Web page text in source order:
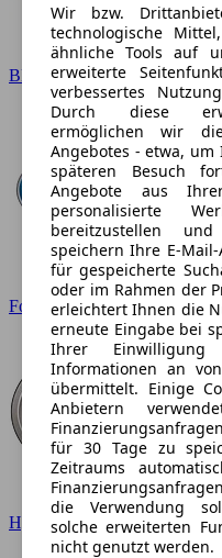
BMW
Ford
Hyundai
Wir bzw.
technologische
ähnliche Tools auf
erweiterte
verbessertes
Durch diese
ermöglichen wir
Angebotes - etwa,
späteren Besuch
Angebote aus
personalisierte
bereitzustellen
speichern Ihre E-
für gespeicherte
oder im Rahmen der
erleichtert Ihnen die
erneute Eingabe bei
Ihrer Einwilligung
Informationen an
übermittelt. Einige
Anbietern
für 30 Tage zu
Zeitraums
die Verwendung
solche erweiterten
nicht genutzt werden.